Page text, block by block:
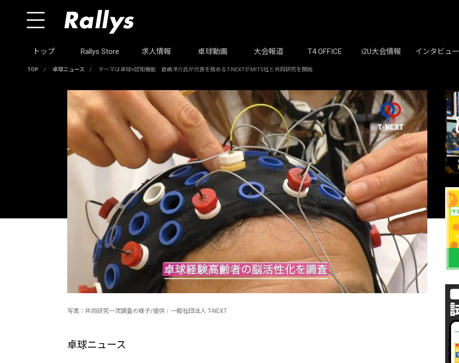
トップ Rallys Store 求人情報 卓球動画 大会報道 T4 OFFICE i2U大会情報 インタビュー
TOP / 卓球ニュース / テーマは卓球×認知機能 倉嶋洋介氏が代表を務めるT-NEXTがMITS社と共同研究を開始
写真：共同研究一次調査の様子/提供：一般社団法人 T-NEXT
卓球ニュース